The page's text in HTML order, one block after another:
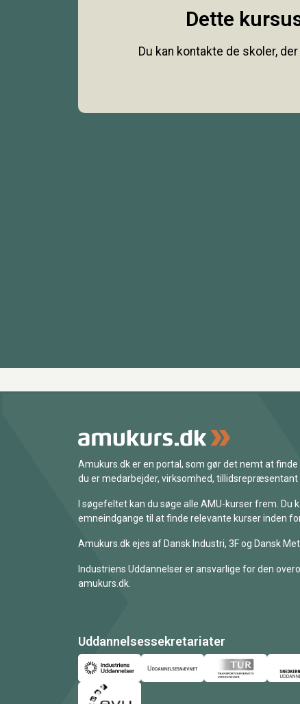
Dette
Du kan kontakte de skoler,
Amukurs.dk er en portal, som gør det nemt at
du er medarbejder, virksomhed, tillidsrepræsentant
I søgefeltet kan du søge alle AMU-kurser frem. Du
emneindgange til at finde relevante kurser inden
Amukurs.dk ejes af Dansk Industri, 3F og Dansk
Industriens Uddannelser er ansvarlige for den
amukurs.dk.
Uddannelsessekretariater